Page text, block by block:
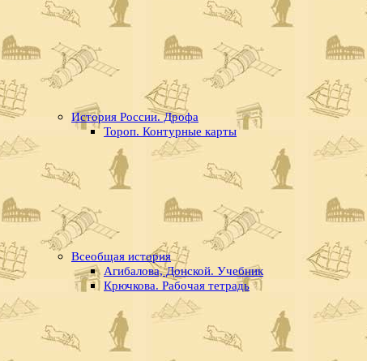
История России. Дрофа
Тороп. Контурные карты
Всеобщая история
Агибалова, Донской. Учебник
Крючкова. Рабочая тетрадь